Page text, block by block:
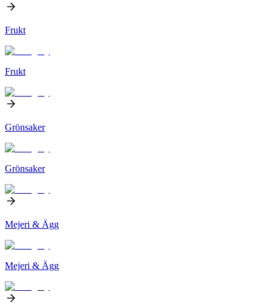
Frukt
Frukt
Grönsaker
Grönsaker
Mejeri & Ägg
Mejeri & Ägg